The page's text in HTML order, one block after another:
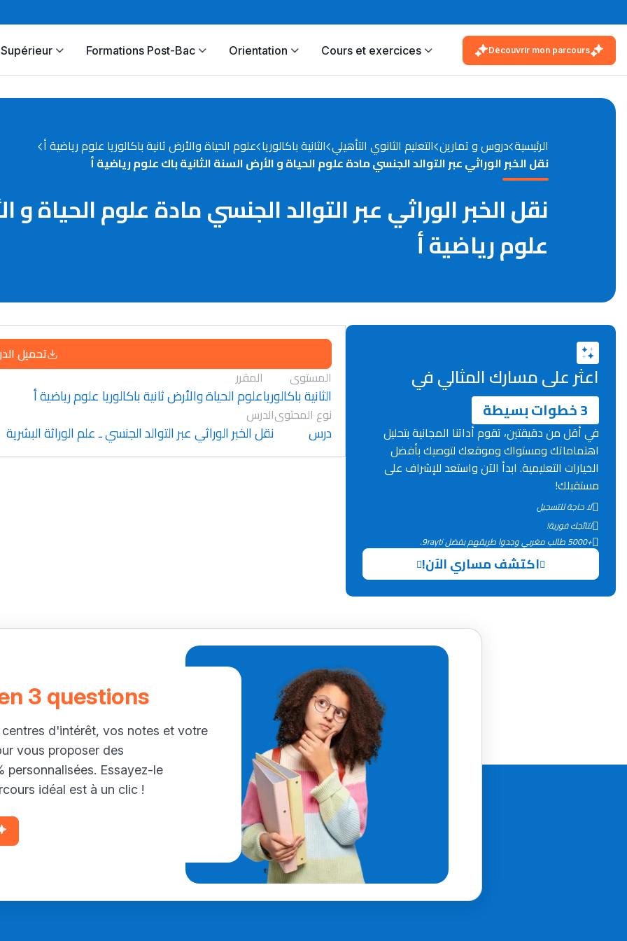
Formations Post-Bac Orientation Cours et exercices Découvrir mon parcours
الرئيسية دروس و تمارين التعليم الثانوي التأهيلي الثانية باكالوريا علوم الحياة والأرض ثانية باكالوريا علوم رياضية أ
نقل الخبر الوراثي عبر التوالد الجنسي مادة علوم الحياة و الأرض السنة الثانية باك علوم رياضية أ
نقل الخبر الوراثي عبر التوالد الجنسي مادة علوم الحياة و
علوم رياضية أ
تحميل
المستوى
الثانية باكالوريا
المقرر
علوم الحياة والأرض ثانية باكالوريا علوم رياضية أ
نوع المحتوى
درس
الدرس
نقل الخبر الوراثي عبر التوالد الجنسي ـ علم الوراثة البشرية
اعثر على مسارك المثالي في
3 خطوات بسيطة
في أقل من دقيقتين، تقوم أداتنا المجانية بتحليل
اهتماماتك ومستواك وموقعك لتوصيك بأفضل
الخيارات التعليمية. ابدأ الآن واستعد للإشراف على
مستقبلك!
لا حاجة للتسجيل
نتائجك فورية!
+5000 طالب مغربي وجدوا طريقهم بفضل 9rayti.
اكتشف مساري الآن!
3 questions
d'intérêt, vos notes et votre
vous proposer des
personnalisées. Essayez-le
idéal est à un clic !